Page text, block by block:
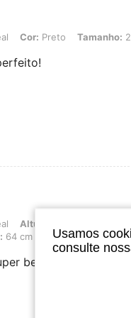
Preto, Tamanho: 29
Cor: Preto Tamanho:
159 cm / 63 in, Peso: 58
Altura:
64 cm / 25 in Formato do
bem e é super
Usamos
consulte